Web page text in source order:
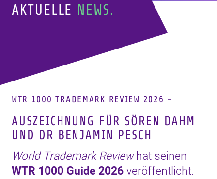
AKTUELLE NEWS.
WTR 1000 TRADEMARK REVIEW 2026 –
AUSZEICHNUNG FÜR SÖREN DAHM
UND DR BENJAMIN PESCH
World Trademark Reviewhat seinen
WTR 1000 Guide 2026veröffentlicht.